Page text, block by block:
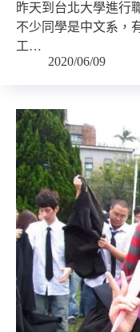
昨天到台北大學進行
不少同學是中文系，
工…
2020/06/09